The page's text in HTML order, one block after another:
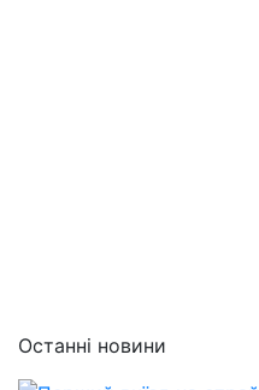
Останні новини